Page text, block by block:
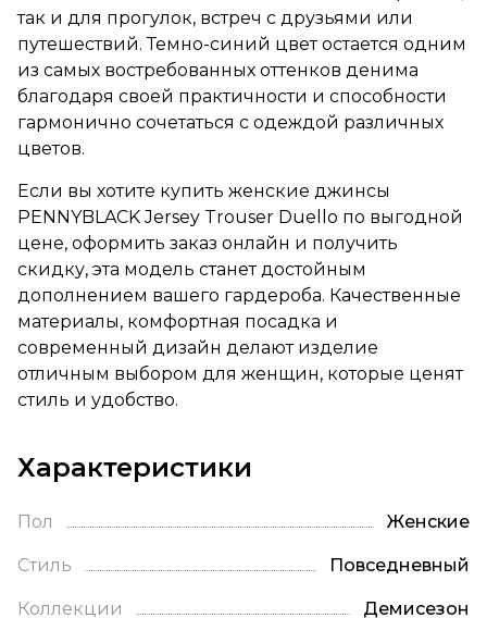
так и для прогулок, встреч с друзьями или
путешествий. Темно-синий цвет остается одним
из самых востребованных оттенков денима
благодаря своей практичности и способности
гармонично сочетаться с одеждой различных
цветов.
Если вы хотите купить женские джинсы
PENNYBLACK Jersey Trouser Duello по выгодной
цене, оформить заказ онлайн и получить
скидку, эта модель станет достойным
дополнением вашего гардероба. Качественные
материалы, комфортная посадка и
современный дизайн делают изделие
отличным выбором для женщин, которые ценят
стиль и удобство.
Характеристики
Пол Женские
Стиль Повседневный
Коллекции Демисезон